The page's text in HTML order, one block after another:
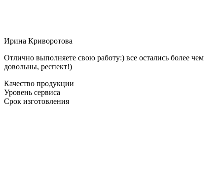
Ирина Криворотова
Отлично выполняете свою работу:) все остались более чем
довольны, респект!)
Качество продукции
Уровень сервиса
Срок изготовления